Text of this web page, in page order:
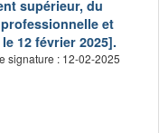
supérieur, du
et
12 février 2025].
signature : 12-02-2025